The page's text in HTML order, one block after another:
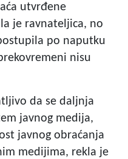
utvrđene
je ravnateljica, no
po naputku
nisu
da se daljnja
javnog medija,
javnog obraćanja
medijima, rekla je